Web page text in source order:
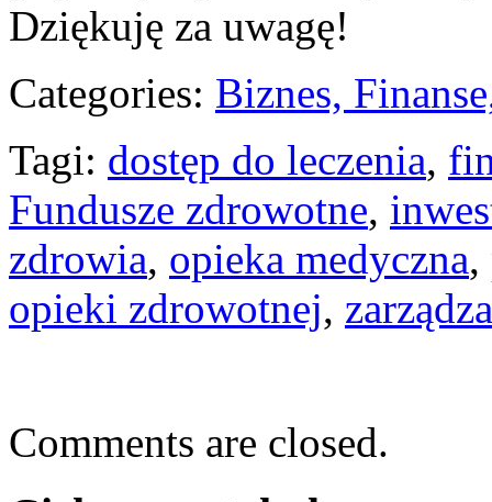
Dziękuję za uwagę!
Categories: Biznes,
Tagi: dostęp do leczenia,
Fundusze zdrowotne,
zdrowia, opieka medyczna,
opieki zdrowotnej,
Comments are closed.